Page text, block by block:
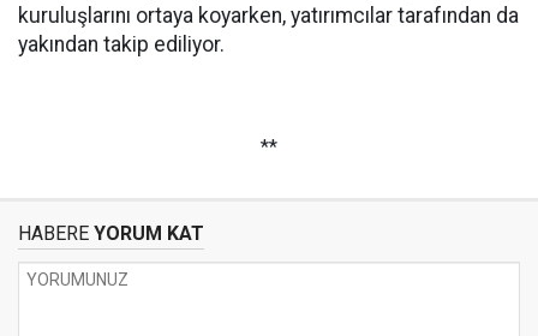
kuruluşlarını ortaya koyarken, yatırımcılar tarafından da
yakından takip ediliyor.
**
HABERE YORUM KAT